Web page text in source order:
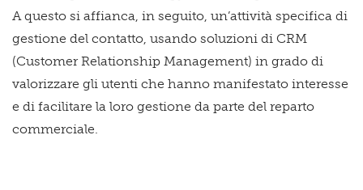
A questo si affianca, in seguito, un’attività specifica di
gestione del contatto, usando soluzioni di CRM
(Customer Relationship Management) in grado di
valorizzare gli utenti che hanno manifestato interesse
e di facilitare la loro gestione da parte del reparto
commerciale.